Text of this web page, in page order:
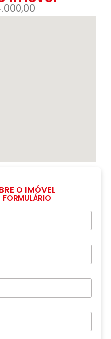
O IMÓVEL
FORMULÁRIO